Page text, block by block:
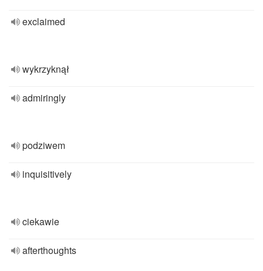
exclaimed
wykrzyknął
admiringly
podziwem
inquisitively
ciekawie
afterthoughts